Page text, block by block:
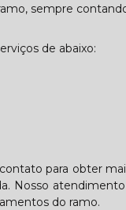
sempre
de abaixo:
para obter
Nosso
do ramo.